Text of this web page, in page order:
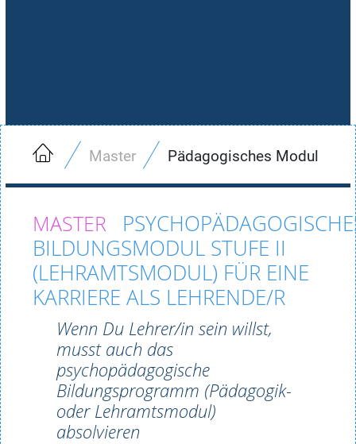
Master Pädagogisches Modul
BILDUNGSMODUL STUFE II
(LEHRAMTSMODUL) FÜR EINE
KARRIERE ALS LEHRENDE/R
Wenn Du Lehrer/in sein willst,
musst auch das
psychopädagogische
Bildungsprogramm (Pädagogik-
oder Lehramtsmodul)
absolvieren